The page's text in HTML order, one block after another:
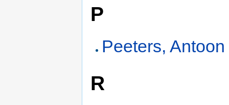
P
Peeters, Antoon
R